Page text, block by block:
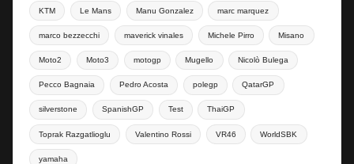
KTM Le Mans Manu Gonzalez marc marquez
marco bezzecchi maverick vinales Michele Pirro Misano
Moto2 Moto3 motogp Mugello Nicolò Bulega
Pecco Bagnaia Pedro Acosta polegp QatarGP
silverstone SpanishGP Test ThaiGP
Toprak Razgatlioglu Valentino Rossi VR46 WorldSBK
yamaha